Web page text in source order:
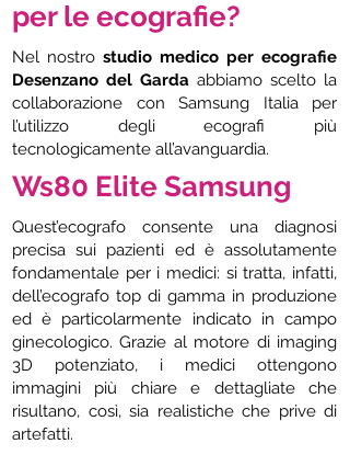
per le ecografie?
Nel nostro studio medico per ecografie
Desenzano del Garda abbiamo scelto la
collaborazione con Samsung Italia per
l’utilizzo degli ecografi più
tecnologicamente all’avanguardia.
Ws80 Elite Samsung
Quest’ecografo consente una diagnosi
precisa sui pazienti ed è assolutamente
fondamentale per i medici: si tratta, infatti,
dell’ecografo top di gamma in produzione
ed è particolarmente indicato in campo
ginecologico. Grazie al motore di imaging
3D potenziato, i medici ottengono
immagini più chiare e dettagliate che
risultano, così, sia realistiche che prive di
artefatti.